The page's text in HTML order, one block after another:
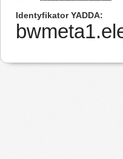
Identyfikator YADDA